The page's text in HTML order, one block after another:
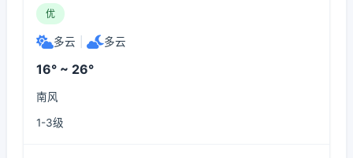
优
多云 多云
16° ~ 26°
南风
1-3级